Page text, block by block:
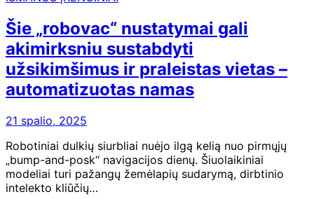
Šie „robovac“ nustatymai gali
akimirksniu sustabdyti
užsikimšimus ir praleistas vietas –
automatizuotas namas
21 spalio, 2025
Robotiniai dulkių siurbliai nuėjo ilgą kelią nuo pirmųjų
„bump-and-posk“ navigacijos dienų. Šiuolaikiniai
modeliai turi pažangų žemėlapių sudarymą, dirbtinio
intelekto kliūčių…